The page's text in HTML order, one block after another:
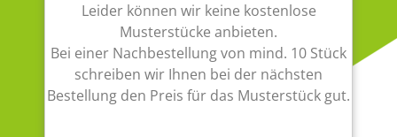
Leider können wir keine kostenlose
Musterstücke anbieten.
Bei einer Nachbestellung von mind. 10 Stück
schreiben wir Ihnen bei der nächsten
Bestellung den Preis für das Musterstück gut.